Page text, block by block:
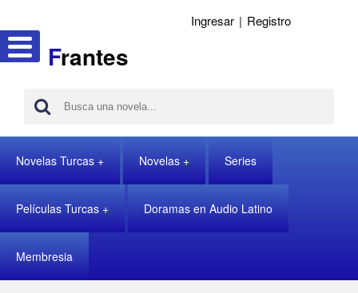
Frantes
Ingresar | Registro
Novelas Turcas Novelas Series
Películas Turcas Doramas en Audio Latino
Membresia